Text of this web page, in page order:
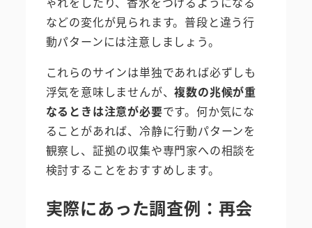
などの変化が見られます。普段と違う行
動パターンには注意しましょう。
これらのサインは単独であれば必ずしも
浮気を意味しませんが、複数の兆候が重
なるときは注意が必要です。何か気にな
ることがあれば、冷静に行動パターンを
観察し、証拠の収集や専門家への相談を
検討することをおすすめします。
実際にあった調査例：再会